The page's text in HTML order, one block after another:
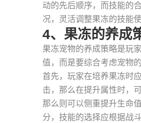
动的先后顺序，而技能的
况，灵活调整果冻的技能
4、果冻的养成
果冻宠物的养成策略是玩
值，而是要综合考虑宠物
首先，玩家在培养果冻时
击，那么在提升属性时，
那么则可以侧重提升生命
分，技能的选择应根据战